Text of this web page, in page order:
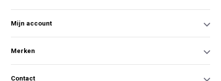
Mijn account
Merken
Contact